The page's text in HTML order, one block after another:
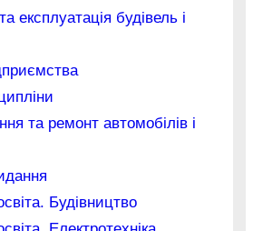
експлуатація будівель і
та ремонт автомобілів і
Будівництво